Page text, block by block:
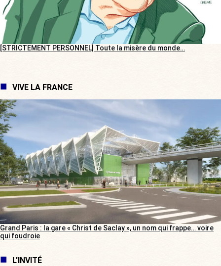
[STRICTEMENT PERSONNEL] Toute la misère du monde…
VIVE LA FRANCE
Grand Paris : la gare « Christ de Saclay », un nom qui frappe… voire
qui foudroie
L'INVITÉ